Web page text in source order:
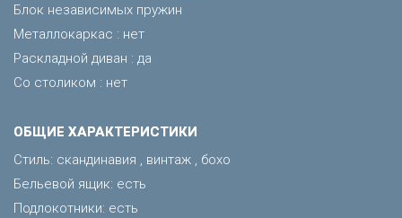
Блок независимых пружин
Металлокаркас : нет
Раскладной диван : да
Со столиком : нет
ОБЩИЕ ХАРАКТЕРИСТИКИ
Стиль: скандинавия , винтаж , бохо
Бельевой ящик: есть
Подлокотники: есть